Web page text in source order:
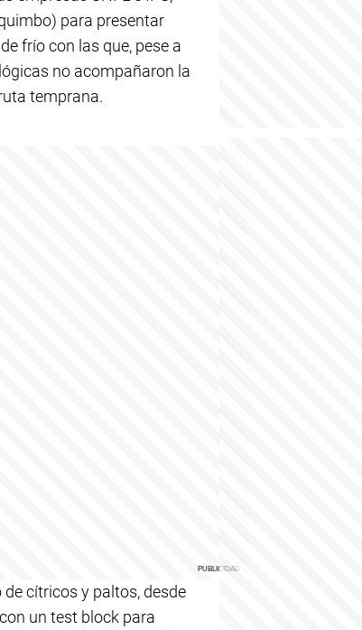
para presentar
frío con las que, pese a
no acompañaron la
temprana.
cítricos y paltos, desde
un test block para